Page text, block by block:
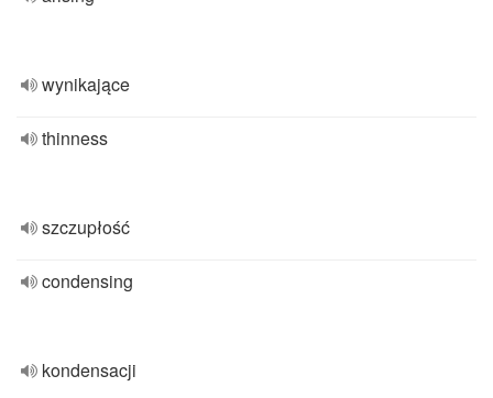
wynikające
thinness
szczupłość
condensing
kondensacji